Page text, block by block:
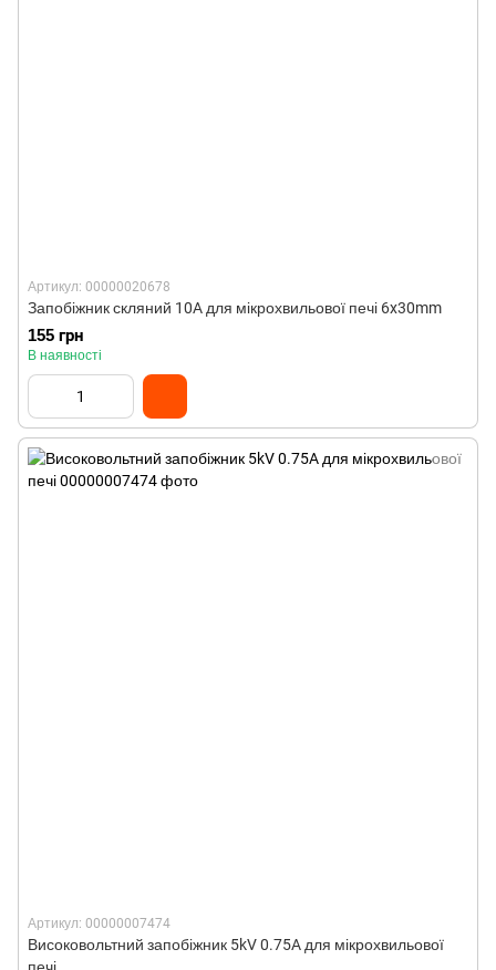
Артикул: 00000020678
Запобіжник скляний 10A для мікрохвильової печі 6x30mm
155 грн
В наявності
Артикул: 00000007474
Високовольтний запобіжник 5kV 0.75A для мікрохвильової